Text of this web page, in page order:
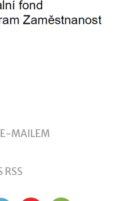
MAILEM
RSS